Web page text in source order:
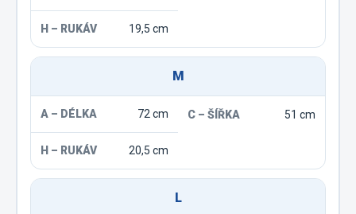
19,5 cm
M
72 cm 51 cm
20,5 cm
L